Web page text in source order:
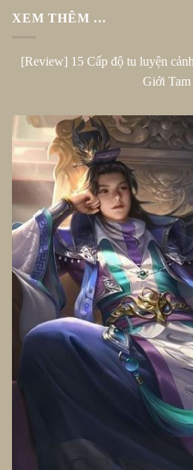
XEM THÊM …
[Review] 15 Cấp độ tu luyện
Giới